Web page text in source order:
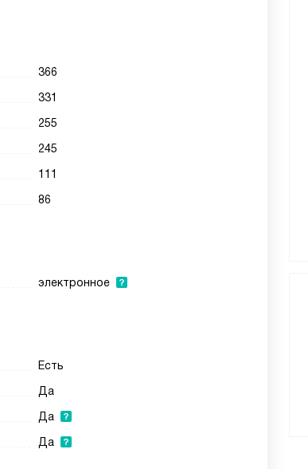
366
331
255
245
111
86
электронное
Есть
Да
Да
Да